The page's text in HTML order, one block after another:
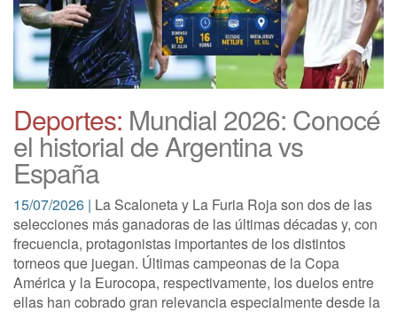
Deportes: Mundial 2026: Conocé
el historial de Argentina vs
España
15/07/2026 | La Scaloneta y La Furia Roja son dos de las
selecciones más ganadoras de las últimas décadas y, con
frecuencia, protagonistas importantes de los distintos
torneos que juegan. Últimas campeonas de la Copa
América y la Eurocopa, respectivamente, los duelos entre
ellas han cobrado gran relevancia especialmente desde la